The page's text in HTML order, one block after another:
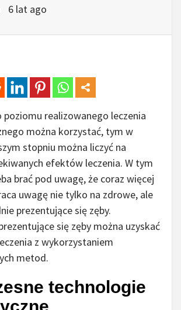
6 lat ago
poziomu realizowanego leczenia
można korzystać, tym w
stopniu można liczyć na
efektów leczenia. W tym
brać pod uwagę, że coraz więcej
uwagę nie tylko na zdrowe, ale
prezentujące się zęby.
się zęby można uzyskać
z wykorzystaniem
metod.
technologie